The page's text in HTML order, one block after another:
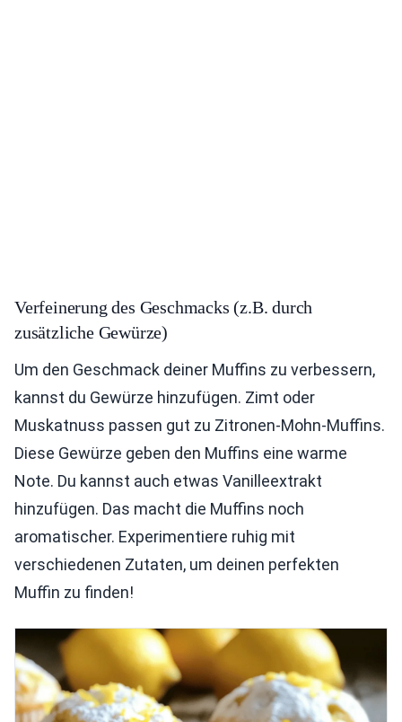
Verfeinerung des Geschmacks (z.B. durch
zusätzliche Gewürze)
Um den Geschmack deiner Muffins zu verbessern,
kannst du Gewürze hinzufügen. Zimt oder
Muskatnuss passen gut zu Zitronen-Mohn-Muffins.
Diese Gewürze geben den Muffins eine warme
Note. Du kannst auch etwas Vanilleextrakt
hinzufügen. Das macht die Muffins noch
aromatischer. Experimentiere ruhig mit
verschiedenen Zutaten, um deinen perfekten
Muffin zu finden!